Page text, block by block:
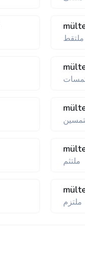
ملتقط
ملتثم
ملتزم